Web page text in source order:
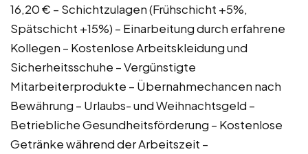
16,20 € – Schichtzulagen (Frühschicht +5%,
Spätschicht +15%) – Einarbeitung durch erfahrene
Kollegen – Kostenlose Arbeitskleidung und
Sicherheitsschuhe – Vergünstigte
Mitarbeiterprodukte – Übernahmechancen nach
Bewährung – Urlaubs- und Weihnachtsgeld –
Betriebliche Gesundheitsförderung – Kostenlose
Getränke während der Arbeitszeit –